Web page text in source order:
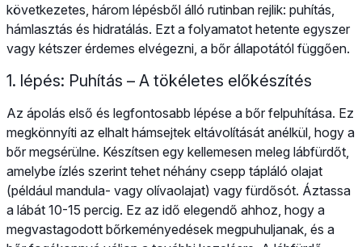
következetes, három lépésből álló rutinban rejlik: puhítás,
hámlasztás és hidratálás. Ezt a folyamatot hetente egyszer
vagy kétszer érdemes elvégezni, a bőr állapotától függően.
1. lépés: Puhítás – A tökéletes előkészítés
Az ápolás első és legfontosabb lépése a bőr felpuhítása. Ez
megkönnyíti az elhalt hámsejtek eltávolítását anélkül, hogy a
bőr megsérülne. Készítsen egy kellemesen meleg lábfürdőt,
amelybe ízlés szerint tehet néhány csepp tápláló olajat
(például mandula- vagy olívaolajat) vagy fürdősót. Áztassa
a lábát 10-15 percig. Ez az idő elegendő ahhoz, hogy a
megvastagodott bőrkeményedések megpuhuljanak, és a